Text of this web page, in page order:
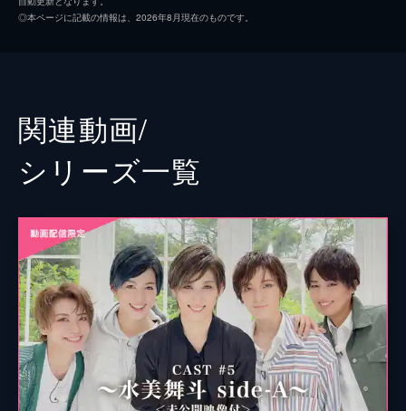
◎本ページに記載の情報は、2026年8月現在のものです。
関連動画/
シリーズ⼀覧